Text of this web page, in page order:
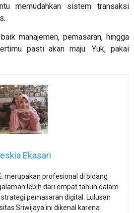
memudahkan sistem transaksi
manajemen, pemasaran, hingga
pasti akan maju. Yuk, pakai
Ekasari
merupakan profesional di bidang
lebih dari empat tahun dalam
pemasaran digital. Lulusan
Sriwijaya ini dikenal karena